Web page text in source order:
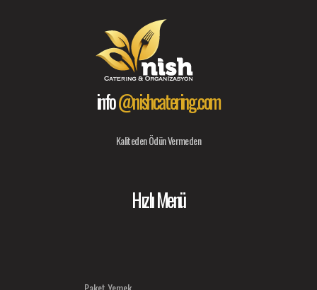
info@nishcatering.com
Kaliteden Ödün Vermeden
Hızlı Menü